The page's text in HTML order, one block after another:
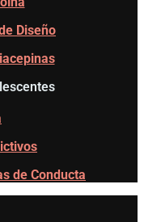
Diseño
de Conducta